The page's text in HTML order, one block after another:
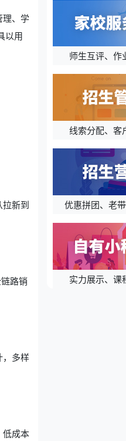
理、学
以用
新到
路销
，多样
低成本
师生互评、作
线索分配、客
优惠拼团、老
实力展示、课